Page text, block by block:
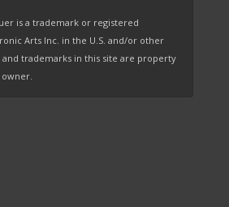
is a trademark or registered
Arts Inc. in the U.S. and/or other
and trademarks in this site are property